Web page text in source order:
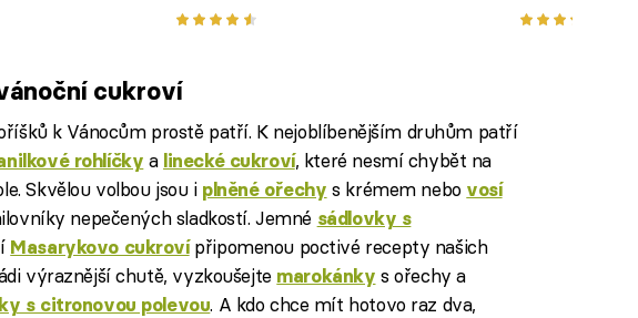
plněné karamelovým
van Gils
cukroví
k Vánocům prostě patří. K nejoblíbenějším druhům patří
rohlíčky a linecké cukroví, které nesmí chybět na
Skvělou volbou jsou i plněné ořechy s krémem nebo vosí
nepečených sladkostí. Jemné sádlovky s
Masarykovo cukrovípřipomenou poctivé recepty našich
výraznější chutě, vyzkoušejte marokánky s ořechy a
s citronovou polevou. A kdo chce mít hotovo raz dva,